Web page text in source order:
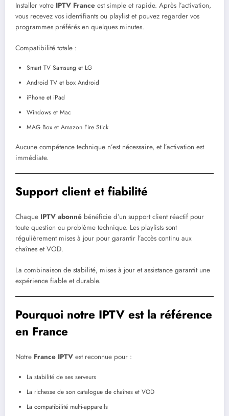
Installer votre IPTV France est simple et rapide. Après l’activation,
vous recevez vos identifiants ou playlist et pouvez regarder vos
programmes préférés en quelques minutes.
Compatibilité totale :
Smart TV Samsung et LG
Android TV et box Android
iPhone et iPad
Windows et Mac
MAG Box et Amazon Fire Stick
Aucune compétence technique n’est nécessaire, et l’activation est
immédiate.
Support client et fiabilité
Chaque IPTV abonné bénéficie d’un support client réactif pour
toute question ou problème technique. Les playlists sont
régulièrement mises à jour pour garantir l’accès continu aux
chaînes et VOD.
La combinaison de stabilité, mises à jour et assistance garantit une
expérience fiable et durable.
Pourquoi notre IPTV est la référence
en France
Notre France IPTV est reconnue pour :
La stabilité de ses serveurs
La richesse de son catalogue de chaînes et VOD
La compatibilité multi-appareils